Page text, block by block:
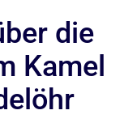
die
Kamel